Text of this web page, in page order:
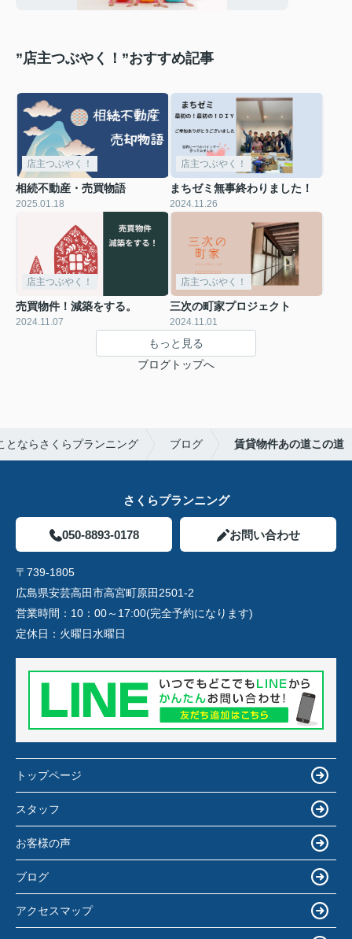
”店主つぶやく！”おすすめ記事
店主つぶやく！
相続不動産・売買物語
2025.01.18
店主つぶやく！
まちゼミ無事終わりました！
2024.11.26
店主つぶやく！
売買物件！減築をする。
2024.11.07
店主つぶやく！
三次の町家プロジェクト
2024.11.01
もっと見る
ブログトップへ
とならさくらプランニング ブログ 賃貸物件あの道この道
さくらプランニング
050-8893-0178 お問い合わせ
〒739-1805
広島県安芸高田市高宮町原田2501-2
営業時間： 10：00～17:00(完全予約になります)
定休日： 火曜日水曜日
トップページ
スタッフ
お客様の声
ブログ
アクセスマップ